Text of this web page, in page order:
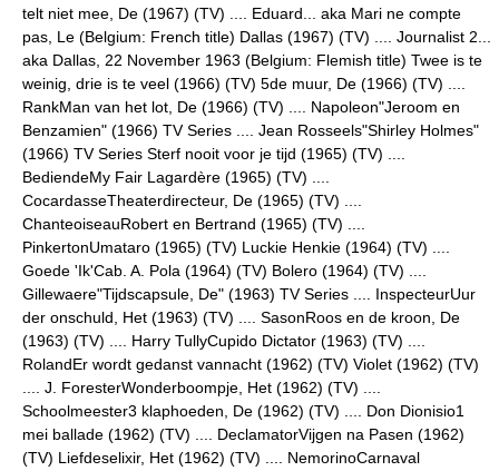
telt niet mee, De (1967) (TV) .... Eduard... aka Mari ne compte
pas, Le (Belgium: French title) Dallas (1967) (TV) .... Journalist 2...
aka Dallas, 22 November 1963 (Belgium: Flemish title) Twee is te
weinig, drie is te veel (1966) (TV) 5de muur, De (1966) (TV) ....
RankMan van het lot, De (1966) (TV) .... Napoleon"Jeroom en
Benzamien" (1966) TV Series .... Jean Rosseels"Shirley Holmes"
(1966) TV Series Sterf nooit voor je tijd (1965) (TV) ....
BediendeMy Fair Lagardère (1965) (TV) ....
CocardasseTheaterdirecteur, De (1965) (TV) ....
ChanteoiseauRobert en Bertrand (1965) (TV) ....
PinkertonUmataro (1965) (TV) Luckie Henkie (1964) (TV) ....
Goede 'Ik'Cab. A. Pola (1964) (TV) Bolero (1964) (TV) ....
Gillewaere"Tijdscapsule, De" (1963) TV Series .... InspecteurUur
der onschuld, Het (1963) (TV) .... SasonRoos en de kroon, De
(1963) (TV) .... Harry TullyCupido Dictator (1963) (TV) ....
RolandEr wordt gedanst vannacht (1962) (TV) Violet (1962) (TV)
.... J. ForesterWonderboompje, Het (1962) (TV) ....
Schoolmeester3 klaphoeden, De (1962) (TV) .... Don Dionisio1
mei ballade (1962) (TV) .... DeclamatorVijgen na Pasen (1962)
(TV) Liefdeselixir, Het (1962) (TV) .... NemorinoCarnaval